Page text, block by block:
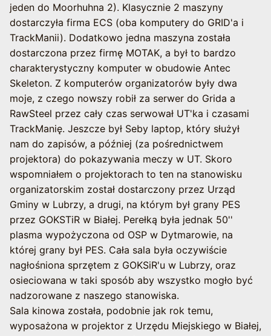
jeden do Moorhuhna 2). Klasycznie 2 maszyny
dostarczyła firma ECS (oba komputery do GRID'a i
TrackManii). Dodatkowo jedna maszyna została
dostarczona przez firmę MOTAK, a był to bardzo
charakterystyczny komputer w obudowie Antec
Skeleton. Z komputerów organizatorów były dwa
moje, z czego nowszy robił za serwer do Grida a
RawSteel przez cały czas serwował UT'ka i czasami
TrackManię. Jeszcze był Seby laptop, który służył
nam do zapisów, a później (za pośrednictwem
projektora) do pokazywania meczy w UT. Skoro
wspomniałem o projektorach to ten na stanowisku
organizatorskim został dostarczony przez Urząd
Gminy w Lubrzy, a drugi, na którym był grany PES
przez GOKSTiR w Białej. Perełką była jednak 50''
plasma wypożyczona od OSP w Dytmarowie, na
której grany był PES. Cała sala była oczywiście
nagłośniona sprzętem z GOKSiR'u w Lubrzy, oraz
osieciowana w taki sposób aby wszystko mogło być
nadzorowane z naszego stanowiska.
Sala kinowa została, podobnie jak rok temu,
wyposażona w projektor z Urzędu Miejskiego w Białej,